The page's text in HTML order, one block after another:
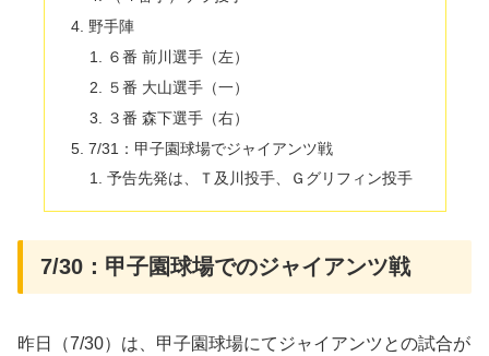
野手陣
６番 前川選手（左）
５番 大山選手（一）
３番 森下選手（右）
7/31：甲子園球場でジャイアンツ戦
予告先発は、Ｔ及川投手、Ｇグリフィン投手
7/30：甲子園球場でのジャイアンツ戦
昨日（7/30）は、甲子園球場にてジャイアンツとの試合が